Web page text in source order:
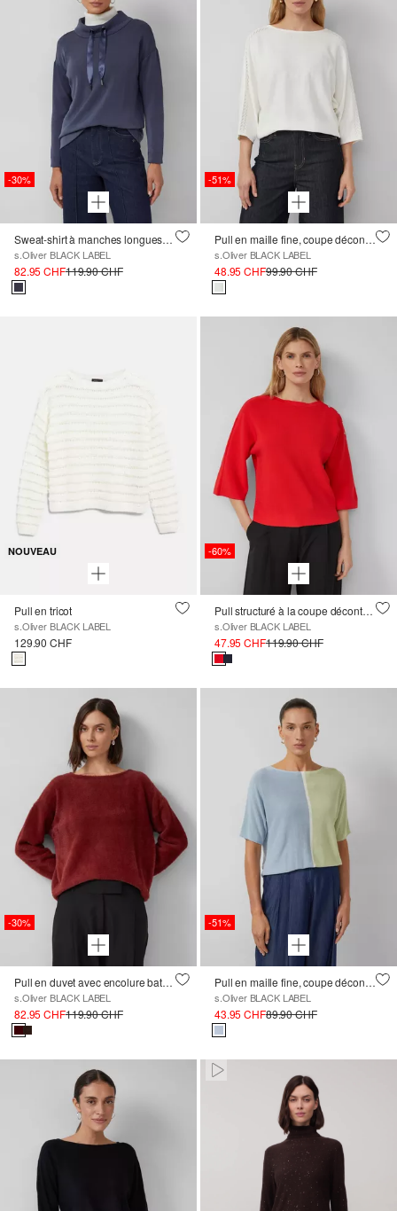
-30%
Sweat-shirt à manches longues en modal mélangé, coupe décontractée avec col montant
s.Oliver BLACK LABEL
82.95 CHF119.90 CHF
-51%
Pull en maille fine, coupe décontractée avec détails ajourés
s.Oliver BLACK LABEL
48.95 CHF99.90 CHF
NOUVEAU
Pull en tricot
s.Oliver BLACK LABEL
129.90 CHF
-60%
Pull structuré à la coupe décontractée avec boutonnage décoratif
s.Oliver BLACK LABEL
47.95 CHF119.90 CHF
-30%
Pull en duvet avec encolure bateau
s.Oliver BLACK LABEL
82.95 CHF119.90 CHF
-51%
Pull en maille fine, coupe décontractée et colour-blocking
s.Oliver BLACK LABEL
43.95 CHF89.90 CHF
Paused • Muted